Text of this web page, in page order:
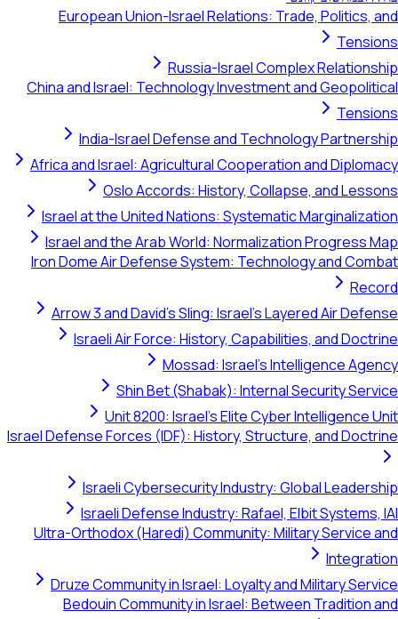
European Union-Israel Relations: Trade, Politics, and
Tensions
Russia-Israel Complex Relationship
China and Israel: Technology Investment and Geopolitical
Tensions
India-Israel Defense and Technology Partnership
Africa and Israel: Agricultural Cooperation and Diplomacy
Oslo Accords: History, Collapse, and Lessons
Israel at the United Nations: Systematic Marginalization
Israel and the Arab World: Normalization Progress Map
Iron Dome Air Defense System: Technology and Combat
Record
Arrow 3 and David's Sling: Israel's Layered Air Defense
Israeli Air Force: History, Capabilities, and Doctrine
Mossad: Israel's Intelligence Agency
Shin Bet (Shabak): Internal Security Service
Unit 8200: Israel's Elite Cyber Intelligence Unit
Israel Defense Forces (IDF): History, Structure, and Doctrine
Israeli Cybersecurity Industry: Global Leadership
Israeli Defense Industry: Rafael, Elbit Systems, IAI
Ultra-Orthodox (Haredi) Community: Military Service and
Integration
Druze Community in Israel: Loyalty and Military Service
Bedouin Community in Israel: Between Tradition and